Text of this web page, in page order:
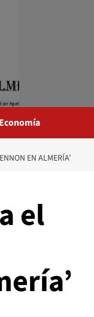
Economía
EN ALMERÍA’
el